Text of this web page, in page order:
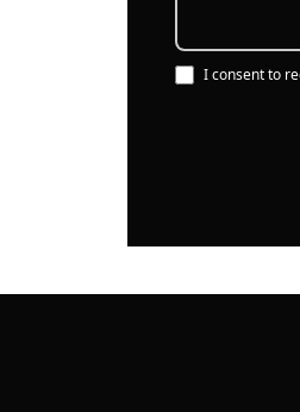
I consent to